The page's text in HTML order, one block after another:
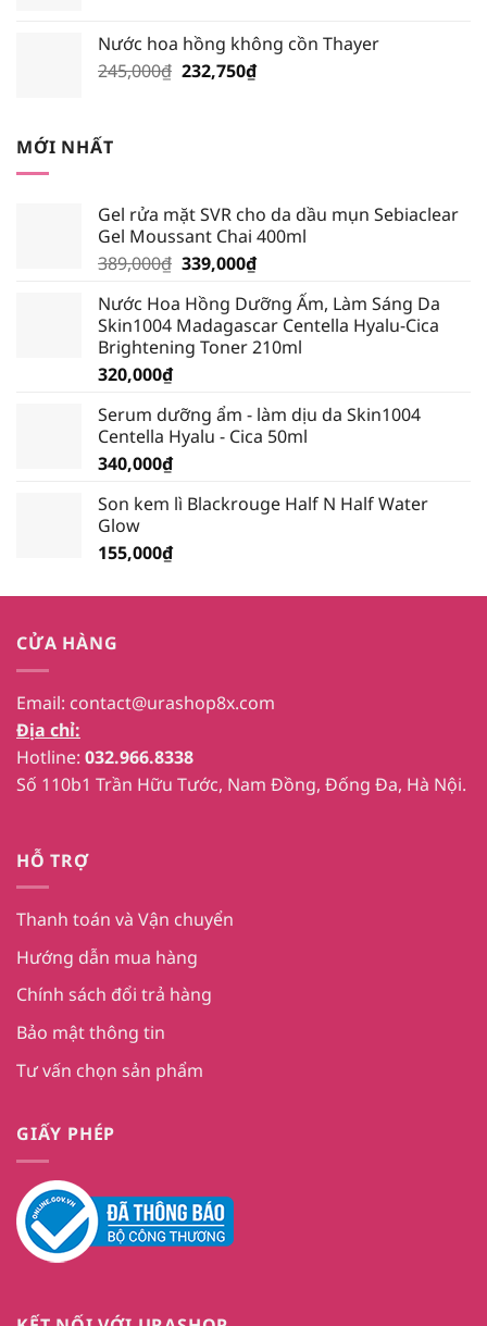
195,000₫.là:
185,250₫.
Nước hoa hồng không cồn Thayer
245,000₫ Giá
232,750₫Giá
MỚI NHẤT
Gel rửa mặt SVR cho da dầu mụn Sebiaclear
Gel Moussant Chai 400ml
389,000₫ Giá
là:
389,000₫.
339,000₫Giá
tại
là:
339,000₫.
Nước Hoa Hồng Dưỡng Ẩm, Làm Sáng Da
Skin1004 Madagascar Centella Hyalu-Cica
Brightening Toner 210ml
320,000₫
Serum dưỡng ẩm - làm dịu da Skin1004
Centella Hyalu - Cica 50ml
340,000₫
Son kem lì Blackrouge Half N Half Water
Glow
155,000₫
CỬA HÀNG
Email: contact@urashop8x.com
Địa chỉ:
Hotline: 032.966.8338
Số 110b1 Trần Hữu Tước, Nam Đồng, Đống Đa, Hà Nội.
HỖ TRỢ
Thanh toán và Vận chuyển
Hướng dẫn mua hàng
Chính sách đổi trả hàng
Bảo mật thông tin
Tư vấn chọn sản phẩm
GIẤY PHÉP